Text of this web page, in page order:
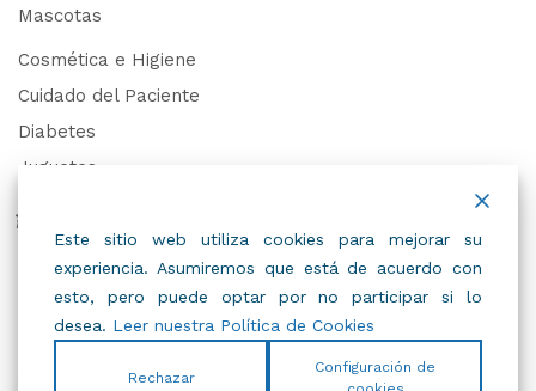
Mascotas
Cosmética e Higiene
Cuidado del Paciente
Diabetes
Juguetes
Trabaja con Nosotros
Este sitio web utiliza cookies para mejorar su
experiencia. Asumiremos que está de acuerdo con
esto, pero puede optar por no participar si lo
desea. Leer nuestra Política de Cookies
Rechazar
Configuración de